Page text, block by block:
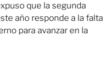
que la segunda
año responde a la falta
para avanzar en la